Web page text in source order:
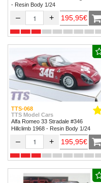
- Resin Body 1/24
– + 195,95€
TTS-068
TTS Model Cars
Alfa Romeo 33 Stradale #346
Hillclimb 1968 - Resin Body 1/24
– + 195,95€